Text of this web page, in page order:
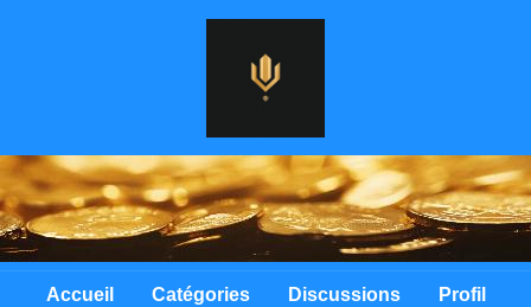
Accueil Catégories Discussions
Profil